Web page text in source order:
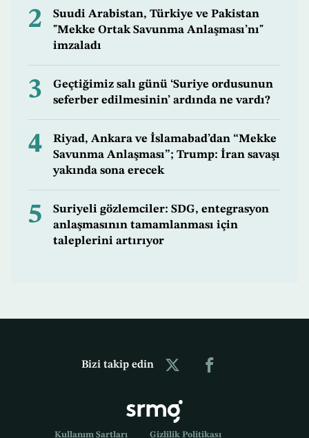
2
Suudi Arabistan, Türkiye ve Pakistan
"Mekke Ortak Savunma Anlaşması’nı"
imzaladı
3
Geçtiğimiz salı günü ‘Suriye ordusunun
seferber edilmesinin’ ardında ne vardı?
4
Riyad, Ankara ve İslamabad’dan “Mekke
Savunma Anlaşması”; Trump: İran savaşı
yakında sona erecek
5
Suriyeli gözlemciler: SDG, entegrasyon
anlaşmasının tamamlanması için
taleplerini artırıyor
Bizi takip edin
Kullanım Şartları Gizlilik Politikası